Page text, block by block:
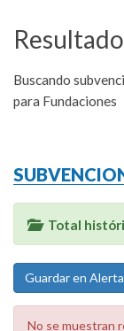
Buscando
para Fundaciones
Total
No se muestran